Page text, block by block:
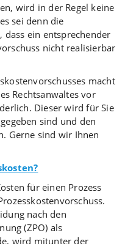
wird in der Regel keine
sei denn die
dass ein entsprechender
nicht realisierbar
macht
Rechtsanwaltes vor
Dieser wird für Sie
sind und den
Gerne sind wir Ihnen
für einen Prozess
nach den
(ZPO) als
wird mitunter der